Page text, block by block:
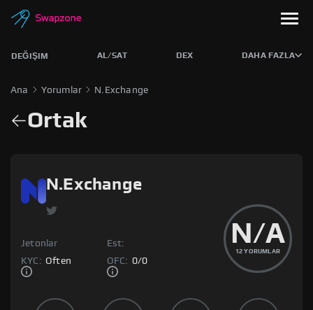
DEĞIŞIM AL/SAT DEX DAHA FAZLA
Ana Yorumlar N.Exchange
Ortak
N.Exchange
N/A
12 YORUMLAR
Jetonlar
Est:
KYC: Often OFC: 0/0